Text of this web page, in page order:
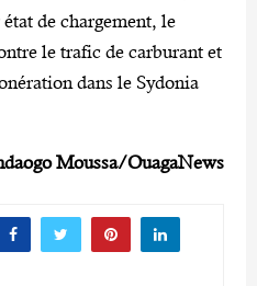
de chargement, le
le trafic de carburant et
dans le Sydonia
Moussa/OuagaNews